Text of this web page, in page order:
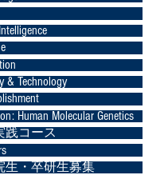
& Technology
Human Molecular Genetics
践コース
生・卒研生募集